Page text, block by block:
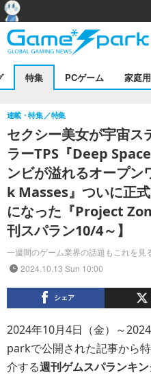
特集 PCゲーム 家庭
セクシー美女が宇宙ス
ラーTPS『Deep
ンビが溢れるオープン
k Masses』ついに正
になった『Project
刊スパラン10/4～】
一週間のゲーム業界の話題もこれを見
連載・特集 特集
2024.10.13 Sun 10:00
シェア
2024年10月4日（金）～
parkで公開された記事から
介する週刊ゲムスパランキ